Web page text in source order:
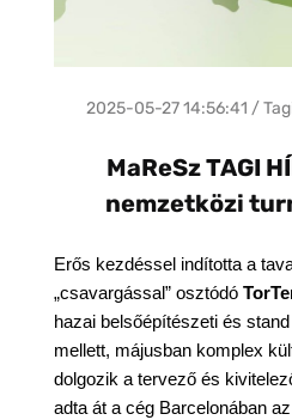
2025-05-27 14:56:41 /
MaReSz TAGI
nemzetközi
Erős kezdéssel indította a
„csavargással” osztódó
hazai belsőépítészeti és
mellett, májusban komplex
dolgozik a tervező és